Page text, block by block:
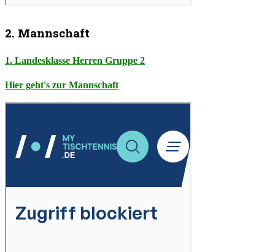
2. Mannschaft
1. Landesklasse Herren Gruppe 2
Hier geht's zur Mannschaft